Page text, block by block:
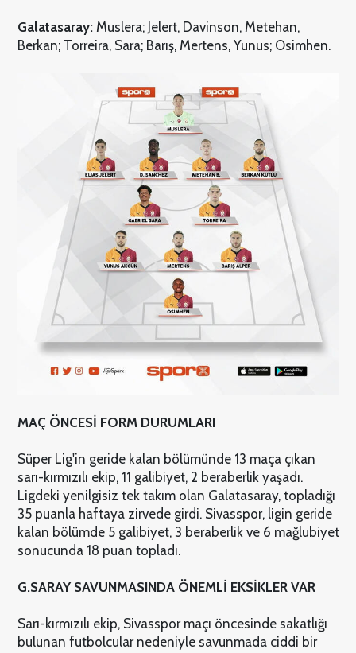
Galatasaray:Muslera; Jelert, Davinson, Metehan,
Berkan; Torreira, Sara; Barış, Mertens, Yunus; Osimhen.
MAÇ ÖNCESİ FORM DURUMLARI
Süper Lig'in geride kalan bölümünde 13 maça çıkan
sarı-kırmızılı ekip, 11 galibiyet, 2 beraberlik yaşadı.
Ligdeki yenilgisiz tek takım olan Galatasaray, topladığı
35 puanla haftaya zirvede girdi. Sivasspor, ligin geride
kalan bölümde 5 galibiyet, 3 beraberlik ve 6 mağlubiyet
sonucunda 18 puan topladı.
G.SARAY SAVUNMASINDA ÖNEMLİ EKSİKLER VAR
Sarı-kırmızılı ekip, Sivasspor maçı öncesinde sakatlığı
bulunan futbolcular nedeniyle savunmada ciddi bir